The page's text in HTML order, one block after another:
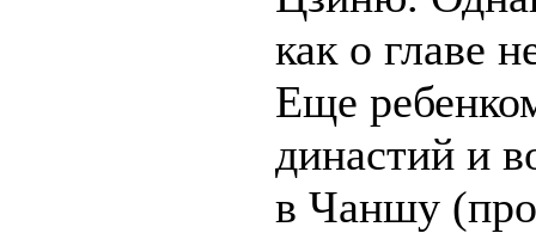
как о главе
Еще
династий и
в Чаншу